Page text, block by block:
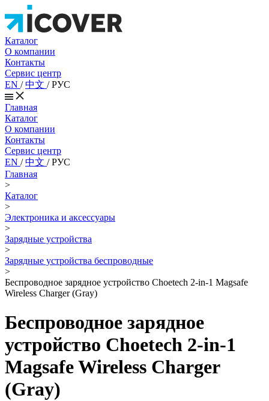
Каталог
О компании
Контакты
Сервис центр
EN /中文 /РУС
Главная
Каталог
О компании
Контакты
Сервис центр
EN /中文 /РУС
Главная
>
Каталог
>
Электроника и аксессуары
>
Зарядные устройства
>
Зарядные устройства беспроводные
>
Беспроводное зарядное устройство Choetech 2-in-1 Magsafe
Wireless Charger (Gray)
Беспроводное зарядное
устройство Choetech 2-in-1
Magsafe Wireless Charger
(Gray)